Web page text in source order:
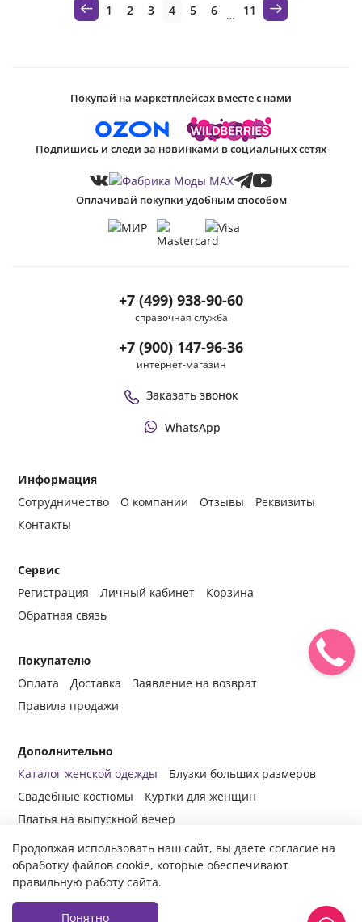
1 2 3 4 5 6 … 11
Информация
Сотрудничество
О компании Отзывы
Реквизиты
Контакты
Сервис
Регистрация
Личный кабинет
Корзина
Обратная связь
Покупателю
Оплата
Доставка
Заявление на возврат
Правила продажи
Дополнительно
Каталог женской одежды
Блузки больших размеров
Свадебные костюмы
Куртки для женщин
Платья на выпускной вечер
+7 (499) 938-90-60
справочная служба
+7 (900) 147-96-36
интернет-магазин
Заказать звонок
WhatsApp
Покупай на маркетплейсах вместе с нами
Подпишись и следи за новинками в социальных сетях
Оплачивай покупки удобным способом
© 2014-2024 Все права защищены.
одежды fabrika-mody.ru - официальный сайт компании «Фабрика
Моды» г. Москва.
Продажа женской одежды оптом и в розницу с
Продолжая использовать наш сайт, вы даете согласие на
обработку файлов cookie, которые обеспечивают
правильную работу сайта.
Понятно